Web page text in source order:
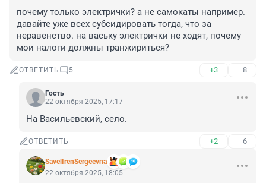
почему только электрички? а не самокаты например.
давайте уже всех субсидировать тогда, что за
неравенство. на ваську электрички не ходят, почему
мои налоги должны транжириться?
ОТВЕТИТЬ 5 +3 –8
Гость
22 октября 2025, 17:17
На Васильевский, село.
ОТВЕТИТЬ +2 –6
SavelIrenSergeevna
22 октября 2025, 18:05